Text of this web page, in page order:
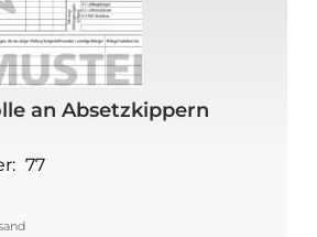
an Absetzkippern
77